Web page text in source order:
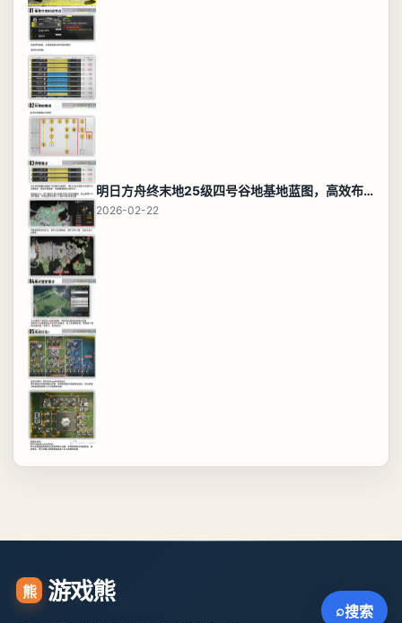
明日方舟终末地25级四号谷地基地蓝图，高效布局规划
2026-02-22
熊 游戏熊
⌕搜索